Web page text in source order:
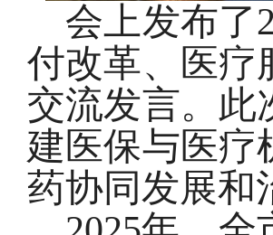
会上发布了
付改革、医疗
交流发言。此
建医保与医疗
药协同发展和